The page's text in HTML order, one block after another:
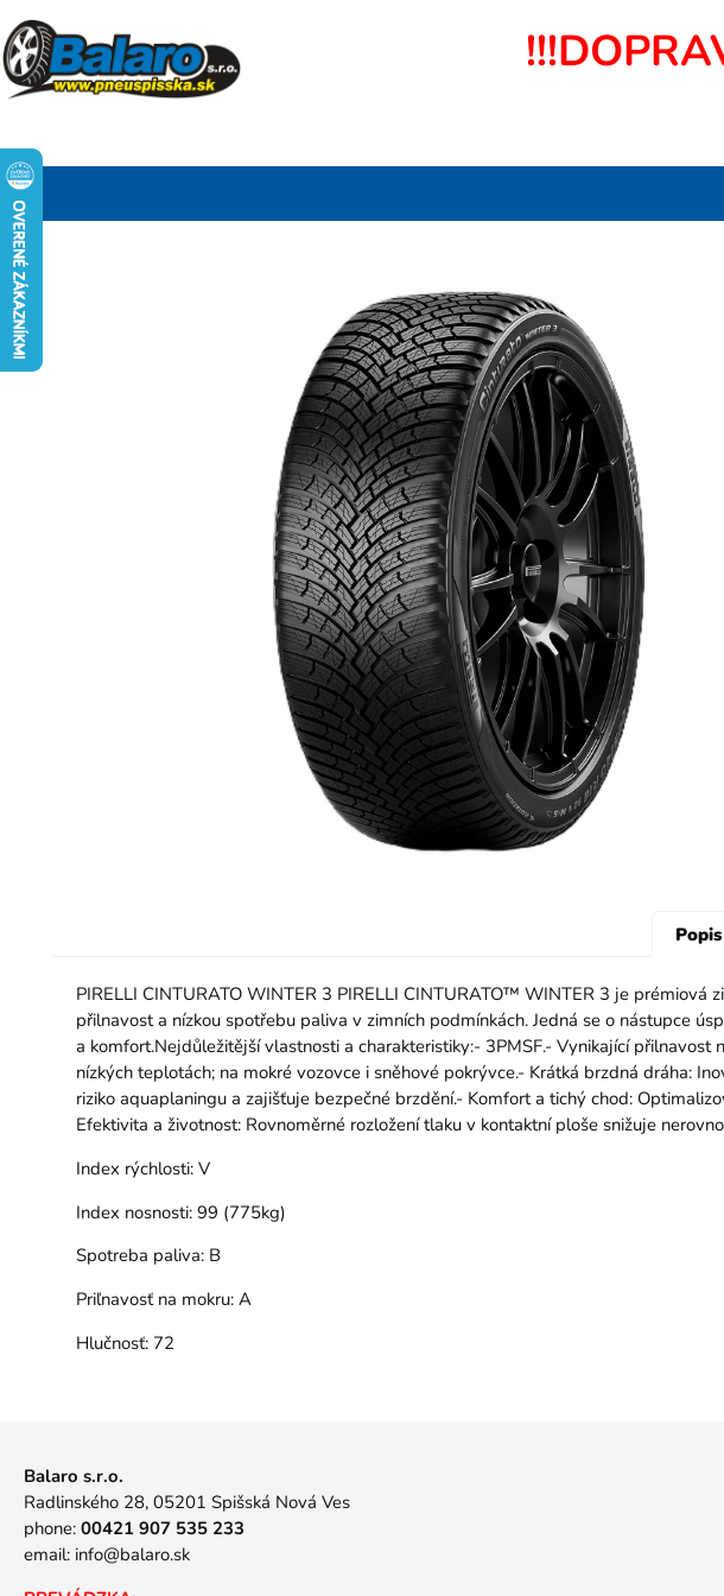
Popis
PIRELLI CINTURATO WINTER 3 PIRELLI CINTURATO™ WINTER 3 je
přilnavost a nízkou spotřebu paliva v zimních podmínkách. Jedná se o nástupce
a komfort.Nejdůležitější vlastnosti a charakteristiky:- 3PMSF.- Vynikající
nízkých teplotách; na mokré vozovce i sněhové pokrývce.- Krátká brzdná dráha:
riziko aquaplaningu a zajišťuje bezpečné brzdění.- Komfort a tichý chod:
Efektivita a životnost: Rovnoměrné rozložení tlaku v kontaktní ploše snižuje
Index rýchlosti:V
Index nosnosti:99 (775kg)
Spotreba paliva:B
Priľnavosť na mokru:A
Hlučnosť:72
Balaro s.r.o.
Radlinského 28, 05201 Spišská Nová Ves
phone: 00421 907 535 233
email: info@balaro.sk